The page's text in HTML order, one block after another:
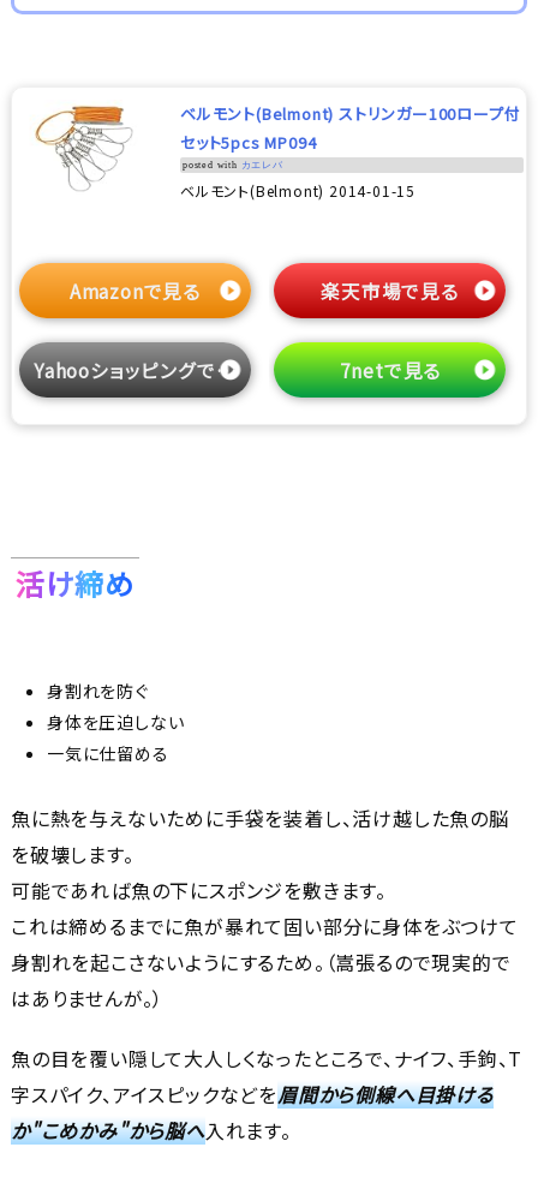
ベルモント(Belmont) ストリンガー100ロープ付
セット5pcs MP094
posted with カエレバ
ベルモント(Belmont) 2014-01-15
Amazonで見る 楽天市場で見る
Yahooショッピングで見る 7netで見る
活け締め
身割れを防ぐ
身体を圧迫しない
一気に仕留める
魚に熱を与えないために手袋を装着し、活け越した魚の脳
を破壊します。
可能であれば魚の下にスポンジを敷きます。
これは締めるまでに魚が暴れて固い部分に身体をぶつけて
身割れを起こさないようにするため。（嵩張るので現実的で
はありませんが。）
魚の目を覆い隠して大人しくなったところで、ナイフ、手鉤、T
字スパイク、アイスピックなどを眉間から側線へ目掛ける
か"こめかみ"から脳へ入れます。